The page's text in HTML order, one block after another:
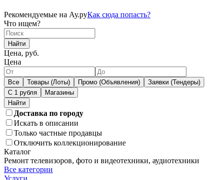
Рекомендуемые на Ау.руКак сюда попасть?
Что ищем?
Найти
Цена, руб.
Цена
Все Товары (Лоты) Промо (Объявления)
Заявки (Тендеры)
С 1 рубля
Магазины
Доставка по городу
Искать в описании
Только частные продавцы
Отключить коллекционирование
Каталог
Ремонт телевизоров, фото и видеотехники, аудиотехники
Все категории
Услуги